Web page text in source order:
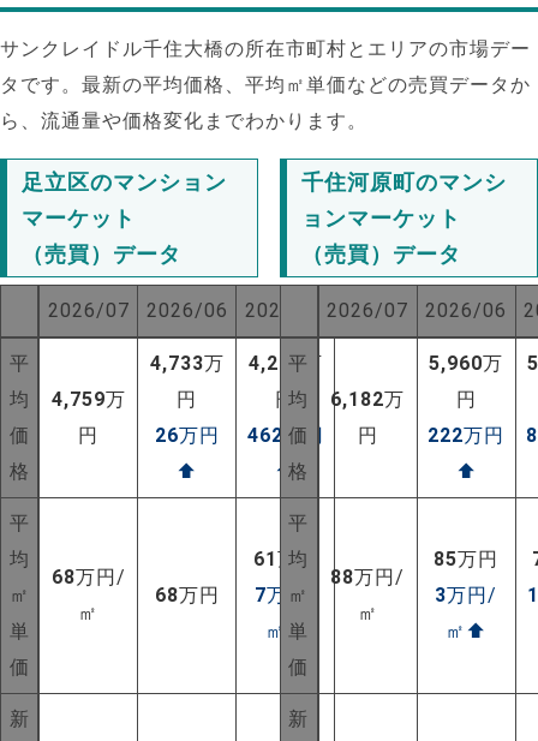
サンクレイドル千住大橋の所在市町村とエリアの市場デー
タです。最新の平均価格、平均㎡単価などの売買データか
ら、流通量や価格変化までわかります。
足立区のマンション
マーケット
（売買）データ
2026/07 2026/06 2025/07
平
均
価
格
4,759万
円
4,733万
円
26万円
⬆
4,297万
円
462 万円
⬆
平
均
㎡
単
価
68万円/
㎡
68万円
61万円
7万円/
㎡ ⬆
新
千住河原町のマンシ
ョンマーケット
（売買）データ
2026/07 2026/06
平
均
価
格
6,182万
円
5,960万
円
222万円
⬆
平
均
㎡
単
価
88万円/
㎡
85万円
3万円/
㎡ ⬆
新